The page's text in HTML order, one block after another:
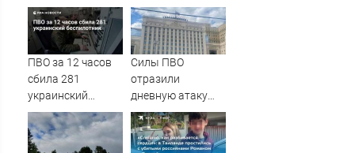
журналистка
подтвердила
роман
Бондарчука и
Исаковой
Натальи
Наговицыной с
семитысячника
ПВО за 12 часов
сбила 281
украинский
беспилотник
Силы ПВО
отразили
дневную атаку
БПЛА на
Рязанскую
область